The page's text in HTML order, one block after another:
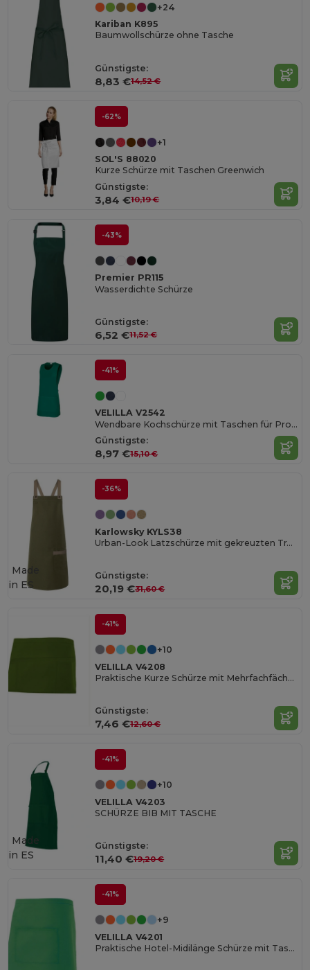
+24
Kariban K895
Baumwollschürze ohne Tasche
Günstigste:
8,83 €14,52 €
-62%
+1
SOL'S 88020
Kurze Schürze mit Taschen Greenwich
Günstigste:
3,84 €10,19 €
-43%
Premier PR115
Wasserdichte Schürze
Günstigste:
6,52 €11,52 €
-41%
VELILLA V2542
Wendbare Kochschürze mit Taschen für Profis
Günstigste:
8,97 €15,10 €
-36%
Karlowsky KYLS38
Urban-Look Latzschürze mit gekreuzten Trägern und Tasche
Günstigste:
20,19 €31,60 €
Made
in ES
-41%
+10
VELILLA V4208
Praktische Kurze Schürze mit Mehrfachfächern
Günstigste:
7,46 €12,60 €
-41%
+10
VELILLA V4203
SCHÜRZE BIB MIT TASCHE
Günstigste:
11,40 €19,20 €
Made
in ES
-41%
+9
VELILLA V4201
Praktische Hotel-Midilänge Schürze mit Tasche